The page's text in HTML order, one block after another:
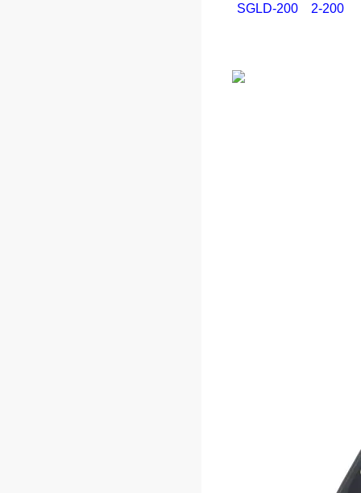
SGLD-200 2-200